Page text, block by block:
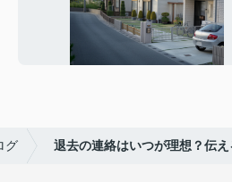
グ 退去の連絡はいつが理想？伝